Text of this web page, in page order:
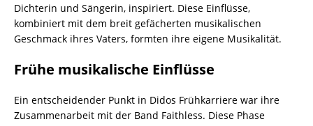
Dichterin und Sängerin, inspiriert. Diese Einflüsse,
kombiniert mit dem breit gefächerten musikalischen
Geschmack ihres Vaters, formten ihre eigene Musikalität.
Frühe musikalische Einflüsse
Ein entscheidender Punkt in Didos Frühkarriere war ihre
Zusammenarbeit mit der Band Faithless. Diese Phase